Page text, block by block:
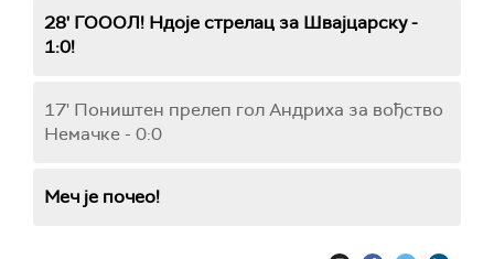
28' ГОООЛ! Ндоје стрелац за Швајцарску -
1:0!
17' Поништен прелеп гол Андриха за вођство
Немачке - 0:0
Меч је почео!